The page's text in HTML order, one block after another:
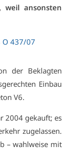
weil an­sons­ten
O 437/07
der Be­klag­ten
Ein­bau
V6.
2004 ge­kauft; es
zu­ge­las­sen.
– wahl­wei­se mit